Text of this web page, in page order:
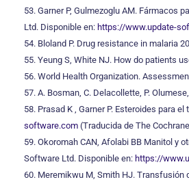
53. Garner P, Gulmezoglu AM. Fármacos
Ltd. Disponible en: https://www.update-
54. Bloland P. Drug resistance in malaria
55. Yeung S, White NJ. How do patients
56. World Health Organization.
57. A. Bosman, C. Delacollette, P.
58. Prasad K , Garner P. Esteroides para
software.com (Traducida de The
59. Okoromah CAN, Afolabi BB Manitol y
Software Ltd. Disponible en: https://
60. Meremikwu M, Smith HJ. Transfusión